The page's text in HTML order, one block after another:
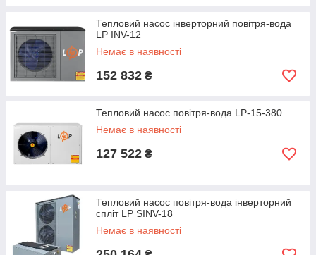
Тепловий насос інверторний повітря-вода
LP INV-12
Немає в наявності
152 832 ₴
Тепловий насос повітря-вода LP-15-380
Немає в наявності
127 522 ₴
Тепловий насос повітря-вода інверторний
спліт LP SINV-18
Немає в наявності